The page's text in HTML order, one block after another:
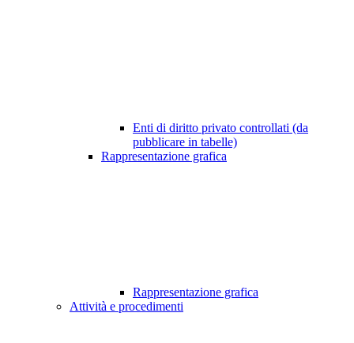
Enti di diritto privato controllati (da
pubblicare in tabelle)
Rappresentazione grafica
Rappresentazione grafica
Attività e procedimenti